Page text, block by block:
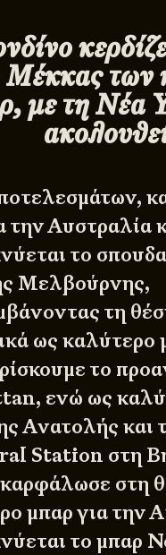
Μέκκας των
με τη Νέα
την Αυστραλία
το
Μελβούρνης,
τη
ως καλύτερο
το
ενώ ως
Ανατολής και
Station στη
στη
μπαρ για την
το μπαρ